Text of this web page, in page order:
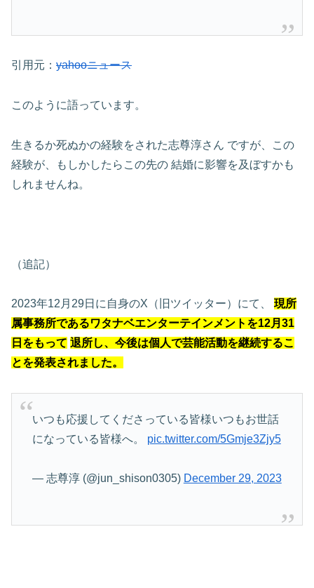
引用元： yahooニュース
このように語っています。
生きるか死ぬかの経験をされた志尊淳さん ですが、この
経験が、もしかしたらこの先の 結婚に影響を及ぼすかも
しれませんね。
（追記）
2023年12月29日に自身のX（旧ツイッター）にて、
現所
属事務所であるワタナベエンターテインメントを12月31
日をもって 退所し、今後は個人で芸能活動を継続するこ
とを発表されました。
いつも応援してくださっている皆様いつもお世話
になっている皆様へ。 pic.twitter.com/5Gmje3Zjy5
— 志尊淳 (@jun_shison0305) December 29, 2023